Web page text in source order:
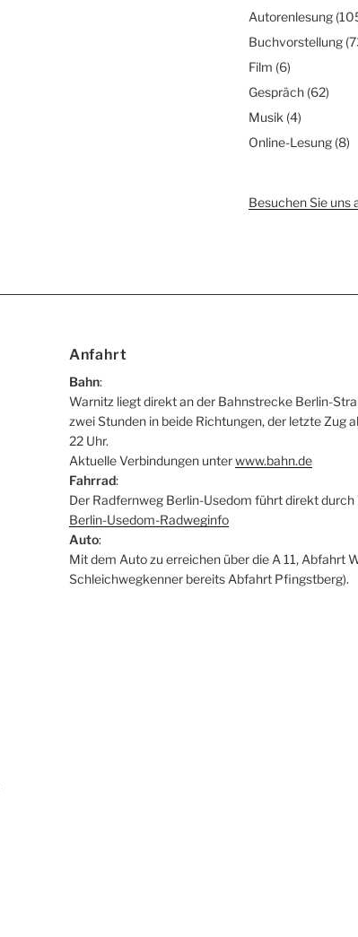
Autorenlesung
Buchvorstellung
Film (6)
Gespräch(62)
Musik (4)
Online-Lesung(8)
Besuchen Sie uns
Anfahrt
Bahn:
Warnitz liegt direkt an der Bahnstrecke Berlin-
zwei Stunden in beide Richtungen, der letzte Zug
22 Uhr.
Aktuelle Verbindungen unterwww.bahn.de
Fahrrad:
Der Radfernweg Berlin-Usedom führt direkt durch
Berlin-Usedom-Radweginfo
Auto:
Mit dem Auto zu erreichen über die A 11, Abfahrt
Schleichwegkenner bereits Abfahrt Pfingstberg).